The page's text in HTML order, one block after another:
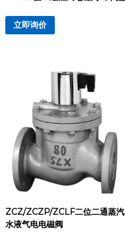
立即询价
ZCZ/ZCZP/ZCLF二位二通蒸汽
水液气电电磁阀